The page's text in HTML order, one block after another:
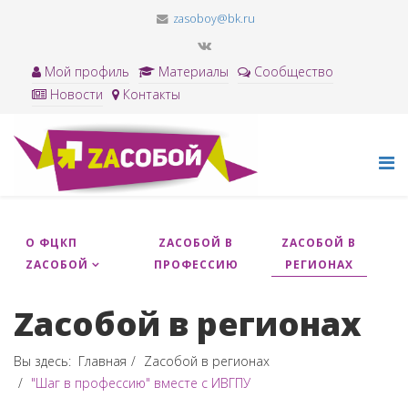
zasoboy@bk.ru
Мой профиль Материалы
Сообщество
Новости
Контакты
О ФЦКП
ZАСОБОЙ
ZACОБОЙ В
ПРОФЕССИЮ
ZAСОБОЙ В
РЕГИОНАХ
Zaсобой в регионах
Вы здесь: Главная
Zaсобой в регионах
"Шаг в профессию" вместе с ИВГПУ